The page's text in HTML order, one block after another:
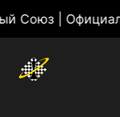
| Официальный